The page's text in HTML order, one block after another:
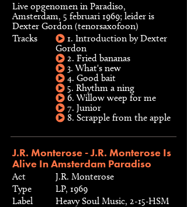
Live opgenomen in Paradiso,
Amsterdam, 5 februari 1969; leider is
Dexter Gordon (tenorsaxofoon)
Tracks
1. Introduction by Dexter
Gordon
2. Fried bananas
3. What's new
4. Good bait
5. Rhythm a ning
6. Willow weep for me
7. Junior
8. Scrapple from the apple
J.R. Monterose - J.R. Monterose Is
Alive In Amsterdam Paradiso
Act
J.R. Monterose
Type
LP, 1969
Label
Heavy Soul Music, 2-15-HSM